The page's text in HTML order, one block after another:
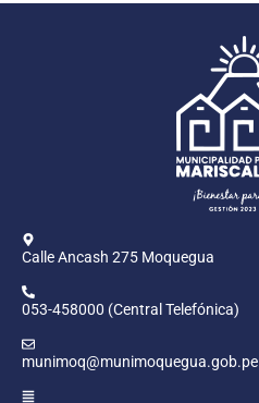
Calle Ancash 275 Moquegua
053-458000 (Central Telefónica)
munimoq@munimoquegua.gob.pe